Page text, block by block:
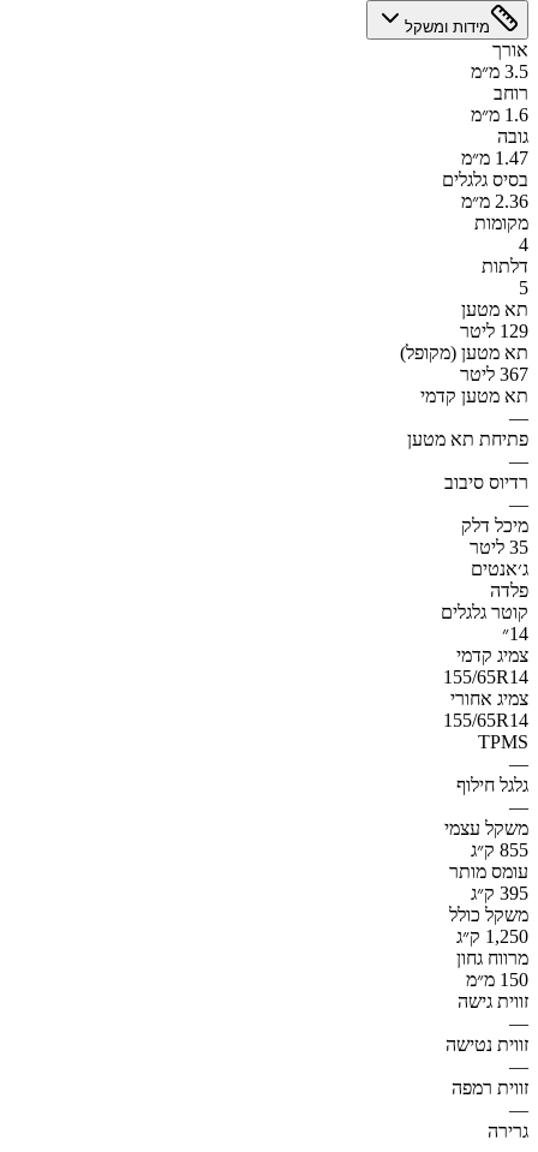
מידות ומשקל
אורך
3.5 מ״מ
רוחב
1.6 מ״מ
גובה
1.47 מ״מ
בסיס גלגלים
2.36 מ״מ
מקומות
4
דלתות
5
תא מטען
129 ליטר
תא מטען (מקופל)
367 ליטר
תא מטען קדמי
—
פתיחת תא מטען
—
רדיוס סיבוב
—
מיכל דלק
35 ליטר
ג׳אנטים
פלדה
קוטר גלגלים
14״
צמיג קדמי
155/65R14
צמיג אחורי
155/65R14
TPMS
—
גלגל חילוף
—
משקל עצמי
855 ק״ג
עומס מותר
395 ק״ג
משקל כולל
1,250 ק״ג
מרווח גחון
150 מ״מ
זווית גישה
—
זווית נטישה
—
זווית רמפה
—
גרירה